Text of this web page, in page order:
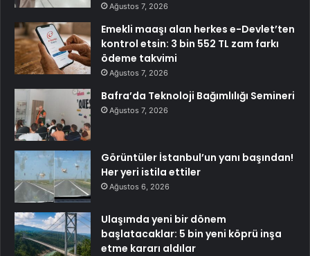
Ağustos 7, 2026
Emekli maaşı alan herkes e-Devlet’ten
kontrol etsin: 3 bin 552 TL zam farkı
ödeme takvimi
Ağustos 7, 2026
Bafra’da Teknoloji Bağımlılığı Semineri
Ağustos 7, 2026
Görüntüler İstanbul’un yanı başından!
Her yeri istila ettiler
Ağustos 6, 2026
Ulaşımda yeni bir dönem
başlatacaklar: 5 bin yeni köprü inşa
etme kararı aldılar